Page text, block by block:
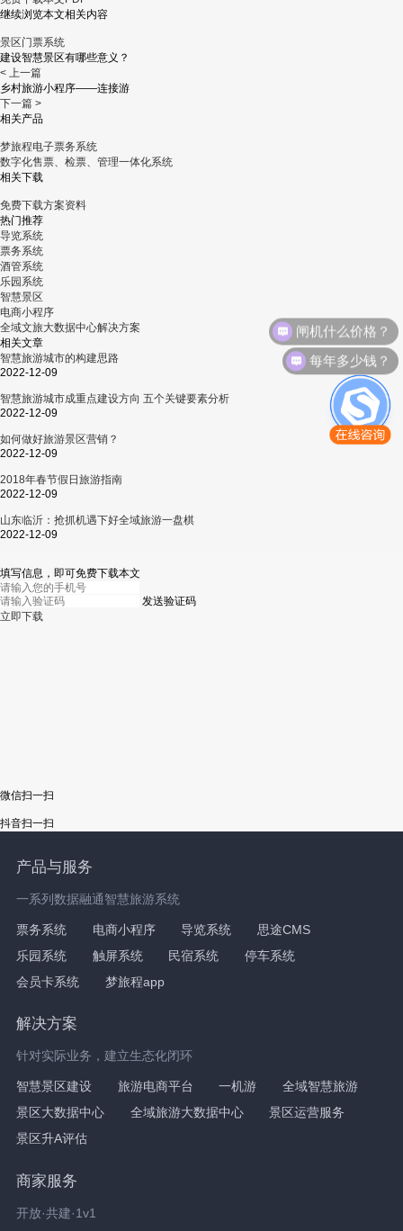
继续浏览本文相关内容
景区门票系统
建设智慧景区有哪些意义？
< 上一篇
乡村旅游小程序——连接游
下一篇 >
相关产品
梦旅程电子票务系统
数字化售票、检票、管理一体化系统
相关下载
免费下载方案资料
热门推荐
导览系统
票务系统
酒管系统
乐园系统
智慧景区
电商小程序
全域文旅大数据中心解决方案
相关文章
智慧旅游城市的构建思路
2022-12-09
智慧旅游城市成重点建设方向 五个关键要素分析
2022-12-09
如何做好旅游景区营销？
2022-12-09
2018年春节假日旅游指南
2022-12-09
山东临沂：抢抓机遇下好全域旅游一盘棋
2022-12-09
填写信息，即可免费下载本文
发送验证码
立即下载
微信扫一扫
抖音扫一扫
产品与服务
一系列数据融通智慧旅游系统
票务系统 电商小程序 导览系统
思途CMS
乐园系统
触屏系统 民宿系统
停车系统
会员卡系统
梦旅程app
解决方案
针对实际业务，建立生态化闭环
智慧景区建设 旅游电商平台 一机游
全域智慧旅游
景区大数据中心
全域旅游大数据中心
景区运营服务
景区升A评估
商家服务
开放·共建·1v1
闸机什么价格？
每年多少钱？